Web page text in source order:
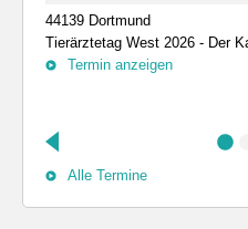
44139 Dortmund
Tierärztetag West 2026 - Der
Termin anzeigen
Alle Termine